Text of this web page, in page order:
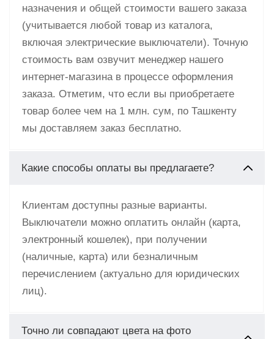
назначения и общей стоимости вашего заказа
(учитывается любой товар из каталога,
включая электрические выключатели). Точную
стоимость вам озвучит менеджер нашего
интернет-магазина в процессе оформления
заказа. Отметим, что если вы приобретаете
товар более чем на 1 млн. сум, по Ташкенту
мы доставляем заказ бесплатно.
Какие способы оплаты вы предлагаете?
Клиентам доступны разные варианты.
Выключатели можно оплатить онлайн (карта,
электронный кошелек), при получении
(наличные, карта) или безналичным
перечислением (актуально для юридических
лиц).
Точно ли совпадают цвета на фото